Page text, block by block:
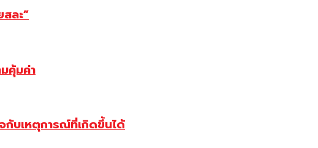
ละ”
คุ้มค่า
กับเหตุการณ์ที่เกิดขึ้นได้